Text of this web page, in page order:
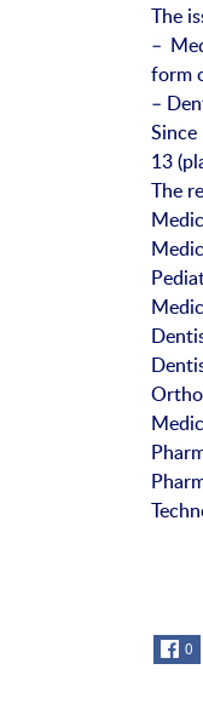
The
–
form
–
13
The
0